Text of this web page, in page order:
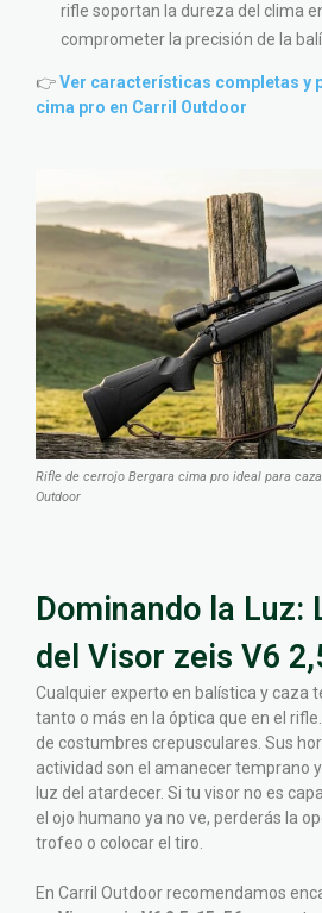
rifle soportan la dureza del clima
comprometer la precisión de la
👉Ver características completas y
cima pro en Carril Outdoor
Rifle de cerrojo Bergara cima pro ideal para
Outdoor
Dominando la Luz:
del Visor zeis V6
Cualquier experto en balística y caza
tanto o más en la óptica que en el
de costumbres crepusculares. Sus
actividad son el amanecer temprano
luz del atardecer. Si tu visor no es
el ojo humano ya no ve, perderás la
trofeo o colocar el tiro.
En Carril Outdoor recomendamos